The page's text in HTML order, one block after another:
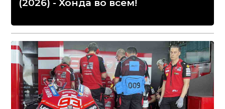
(2026) - Хонда во всем!